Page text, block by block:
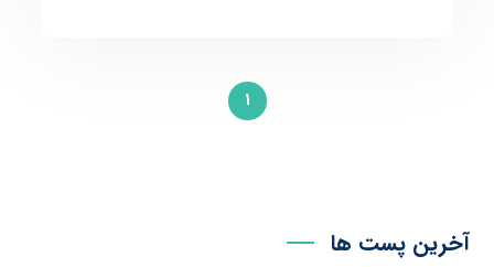
1
آخرین پست ها